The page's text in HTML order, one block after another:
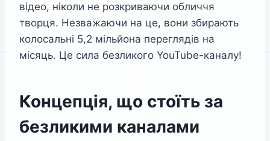
відео, ніколи не розкриваючи обличчя
творця. Незважаючи на це, вони збирають
колосальні 5,2 мільйона переглядів на
місяць. Це сила безликого YouTube-каналу!
Концепція, що стоїть за
безликими каналами